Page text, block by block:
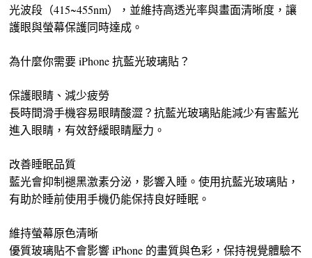
光波段（415~455nm），並維持高透光率與畫面清晰度，讓
護眼與螢幕保護同時達成。
為什麼你需要 iPhone 抗藍光玻璃貼？
保護眼睛、減少疲勞
長時間滑手機容易眼睛酸澀？抗藍光玻璃貼能減少有害藍光
進入眼睛，有效舒緩眼睛壓力。
改善睡眠品質
藍光會抑制褪黑激素分泌，影響入睡。使用抗藍光玻璃貼，
有助於睡前使用手機仍能保持良好睡眠。
維持螢幕原色清晰
優質玻璃貼不會影響 iPhone 的畫質與色彩，保持視覺體驗不